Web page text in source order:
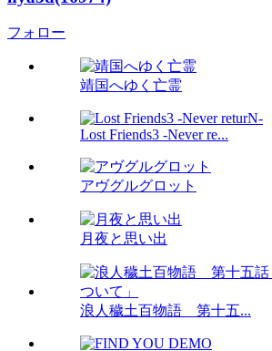
フォロー
靖国へゆく亡霊
Lost Friends3 -Never re...
アヴグルグロット
月夜と思い出
浪人穢土百物語 第十五...